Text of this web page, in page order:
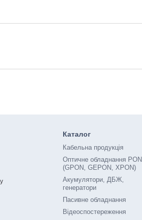
Каталог
Кабельна продукція
Оптичне обладнання PON
(GPON, GEPON, XPON)
Акумулятори, ДБЖ,
генератори
Пасивне обладнання
Відеоспостереження